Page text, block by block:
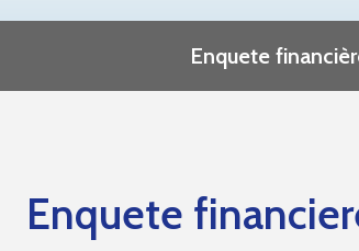
Enquete
enquete
Enquete